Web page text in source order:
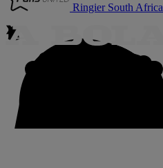
Ringier South Africa